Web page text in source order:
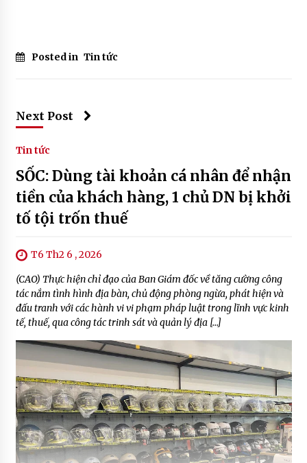
Posted in Tin tức
Next Post
Tin tức
SỐC: Dùng tài khoản cá nhân để nhận
tiền của khách hàng, 1 chủ DN bị khởi
tố tội trốn thuế
T6 Th2 6 , 2026
(CAO) Thực hiện chỉ đạo của Ban Giám đốc về tăng cường công
tác nắm tình hình địa bàn, chủ động phòng ngừa, phát hiện và
đấu tranh với các hành vi vi phạm pháp luật trong lĩnh vực kinh
tế, thuế, qua công tác trinh sát và quản lý địa […]